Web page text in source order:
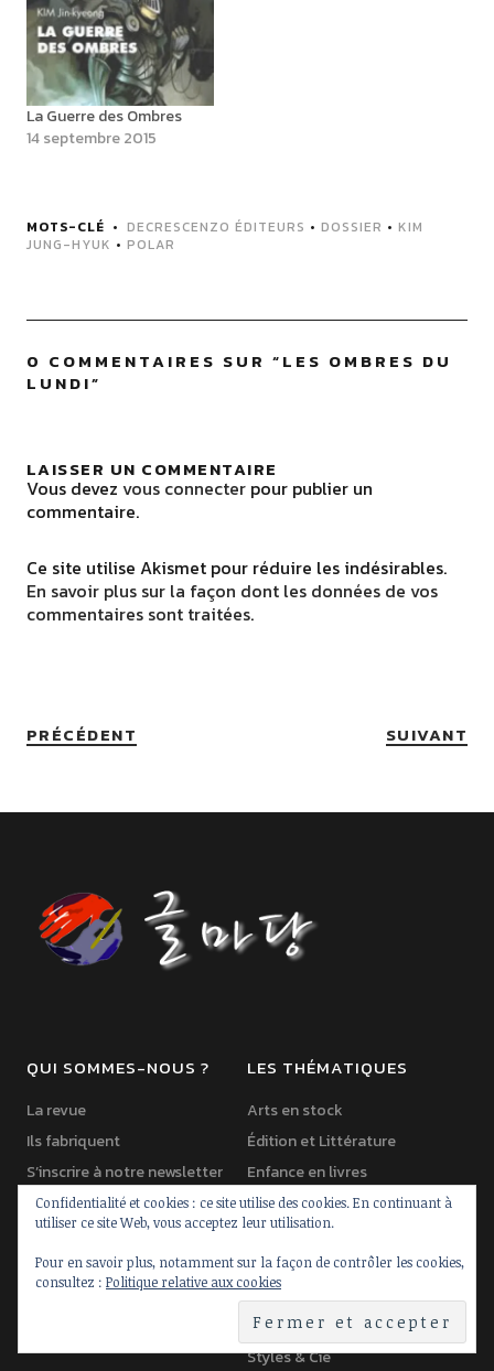
La Guerre des Ombres
14 septembre 2015
MOTS-CLÉ DECRESCENZO ÉDITEURS • DOSSIER • KIM
JUNG-HYUK • POLAR
0 COMMENTAIRES SUR “LES OMBRES DU
LUNDI”
LAISSER UN COMMENTAIRE
Vous devez vous connecterpour publier un
commentaire.
Ce site utilise Akismet pour réduire les indésirables.
En savoir plus sur la façon dont les données de vos
commentaires sont traitées.
PRÉCÉDENT SUIVANT
QUI SOMMES-NOUS ?
La revue
Ils fabriquent
S’inscrire à notre newsletter
LES THÉMATIQUES
Arts en stock
Édition et Littérature
Enfance en livres
Fantasy & Science-fiction
Memoria
Noir c’est noir
Pensée & Religion
Romance
Styles & Cie
Abonnez-vous
Confidentialité et cookies : ce site utilise des cookies. En continuant à
utiliser ce site Web, vous acceptez leur utilisation.
Pour en savoir plus, notamment sur la façon de contrôler les cookies,
consultez : Politique relative aux cookies